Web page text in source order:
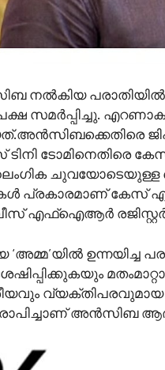
നൽകിയ പരാതിയിൽ
സമർപ്പിച്ചു.
ടോമിനെതിരെ
ചുവയോടെയുള്ള
പ്രകാരമാണ് കേസ്
എഫ്‌ഐആർ
ഉന്നയിച്ച
വ്യക്തിപരവുമായ
അൻസിബ